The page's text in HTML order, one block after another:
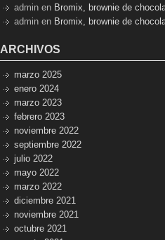
admin en Bromix, brownie de
admin en Bromix, brownie de
ARCHIVOS
marzo 2025
enero 2024
marzo 2023
febrero 2023
noviembre 2022
septiembre 2022
julio 2022
mayo 2022
marzo 2022
diciembre 2021
noviembre 2021
octubre 2021